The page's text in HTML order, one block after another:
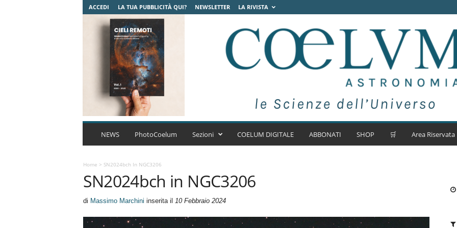
ACCEDI LA TUA PUBBLICITÀ QUI? NEWSLETTER LA RIVISTA
C
m
r
NEWS PhotoCoelum Sezioni COELUM DIGITALE ABBONATI SHOP 🛒 Area Riservata
Home > SN2024bch In NGC3206
SN2024bch in NGC3206
di Massimo Marchini inserita il 10 Febbraio 2024